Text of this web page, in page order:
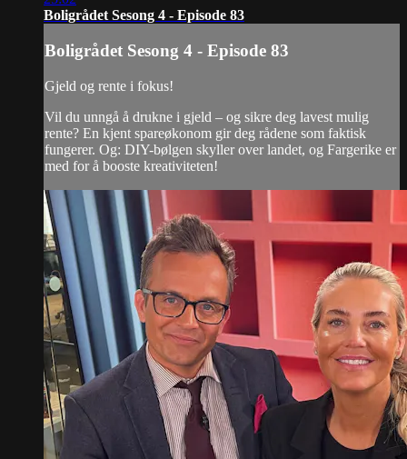
Boligrådet Sesong 4 - Episode 83
Boligrådet Sesong 4 - Episode 83
Gjeld og rente i fokus!
Vil du unngå å drukne i gjeld – og sikre deg lavest mulig
rente? En kjent spareøkonom gir deg rådene som faktisk
fungerer. Og: DIY-bølgen skyller over landet, og Fargerike er
med for å booste kreativiteten!